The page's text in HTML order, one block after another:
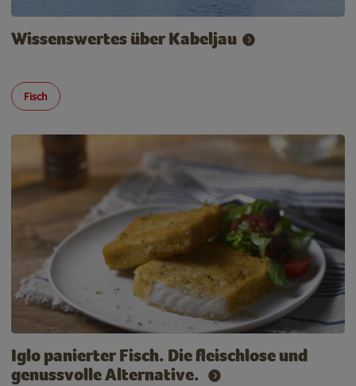
Wissenswertes über Kabeljau
Fisch
Iglo panierter Fisch. Die fleischlose und
genussvolle Alternative.